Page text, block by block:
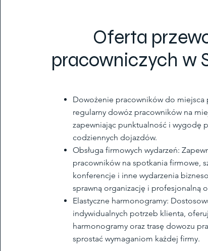
Oferta
pracowniczych w
Dowożenie pracowników do miejsca
regularny dowóz pracowników na
zapewniając punktualność i wygodę
codziennych dojazdów.
Obsługa firmowych wydarzeń:
pracowników na spotkania firmowe,
konferencje i inne wydarzenia
sprawną organizację i profesjonalną
Elastyczne harmonogramy:
indywidualnych potrzeb klienta,
harmonogramy oraz trasę dowozu
sprostać wymaganiom każdej firmy.